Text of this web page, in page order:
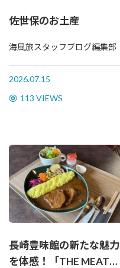
佐世保のお土産
海風旅スタッフブログ編集部
2026.07.15
113 VIEWS
長崎豊味館の新たな魅力
を体感！「THE MEAT